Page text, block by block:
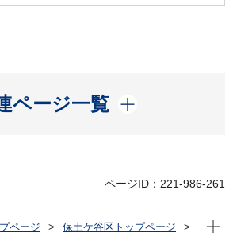
ページ一覧
開く
ページID：221-986-261
ページ
保土ケ谷区トップページ
現在